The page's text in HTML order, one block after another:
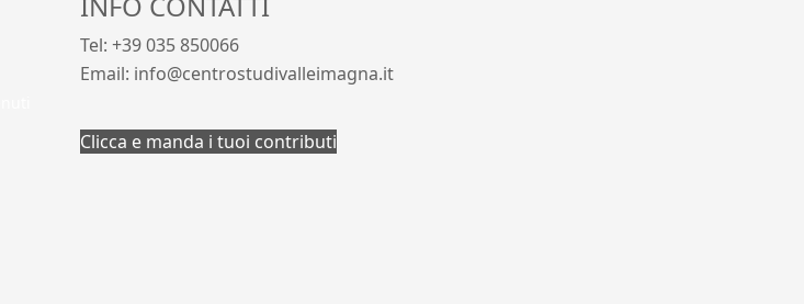
Tel: +39 035 850066
Email: info@centrostudivalleimagna.it
Clicca e manda i tuoi contributi